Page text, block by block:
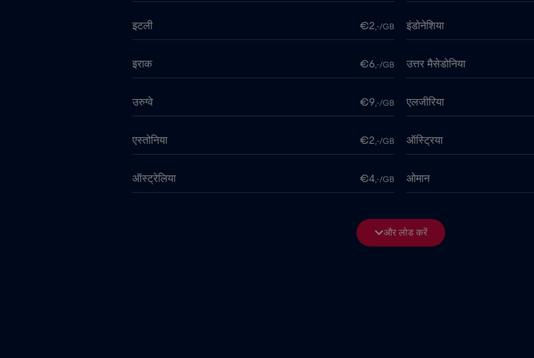
इटली €2,-/GB इंडोनेशिया
इराक €6,-/GB उत्तर मैसेडोनिया
उरुग्वे €9,-/GB एलजीरिया
एस्तोनिया €2,-/GB ऑस्ट्रिया
ऑस्ट्रेलिया €4,-/GB ओमान
€4,-/GB कनाडा
और लोड करें